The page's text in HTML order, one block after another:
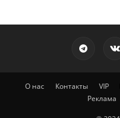
О нас Контакты VIP
Реклама